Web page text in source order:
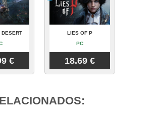
DESERT
€
LIES OF P
PC
18.69 €